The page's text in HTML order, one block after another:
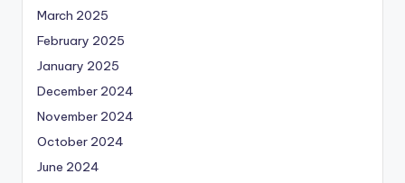
March 2025
February 2025
January 2025
December 2024
November 2024
October 2024
June 2024